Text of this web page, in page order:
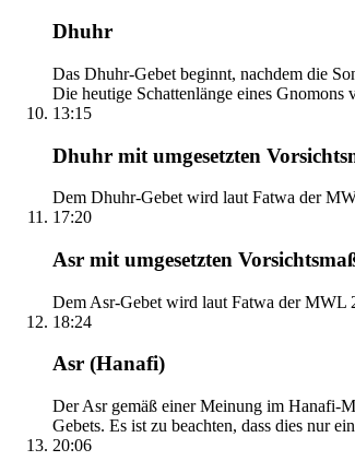
Dhuhr
Das Dhuhr-Gebet beginnt, nachdem die
Die heutige Schattenlänge eines Gnomons
13:15
Dhuhr mit umgesetzten
Dem Dhuhr-Gebet wird laut Fatwa der
17:20
Asr mit umgesetzten
Dem Asr-Gebet wird laut Fatwa der MWL
18:24
Asr (Hanafi)
Der Asr gemäß einer Meinung im Hanafi-
Gebets. Es ist zu beachten, dass dies nur
20:06